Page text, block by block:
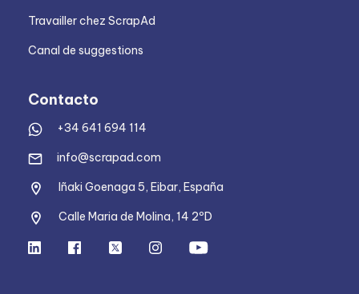
Travailler chez ScrapAd
Canal de suggestions
Contacto
+34 641 694 114
info@scrapad.com
Iñaki Goenaga 5, Eibar, España
Calle Maria de Molina, 14 2ºD